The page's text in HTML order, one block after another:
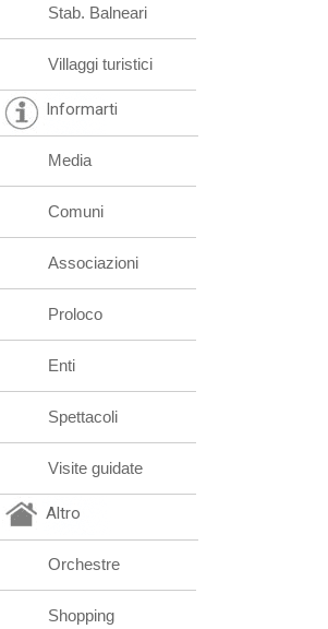
Stab. Balneari
Villaggi turistici
Informarti
Media
Comuni
Associazioni
Proloco
Enti
Spettacoli
Visite guidate
Altro
Orchestre
Shopping